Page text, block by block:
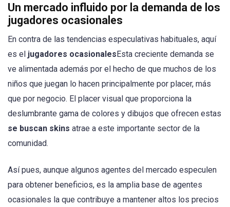
Un mercado influido por la demanda de los
jugadores ocasionales
En contra de las tendencias especulativas habituales, aquí
es el jugadores ocasionalesEsta creciente demanda se
ve alimentada además por el hecho de que muchos de los
niños que juegan lo hacen principalmente por placer, más
que por negocio. El placer visual que proporciona la
deslumbrante gama de colores y dibujos que ofrecen estas
se buscan skins atrae a este importante sector de la
comunidad.
Así pues, aunque algunos agentes del mercado especulen
para obtener beneficios, es la amplia base de agentes
ocasionales la que contribuye a mantener altos los precios